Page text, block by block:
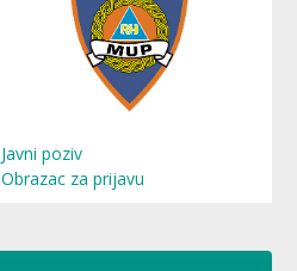
Javni poziv
Obrazac za prijavu